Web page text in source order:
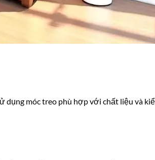
móc treo phù hợp với chất liệu và